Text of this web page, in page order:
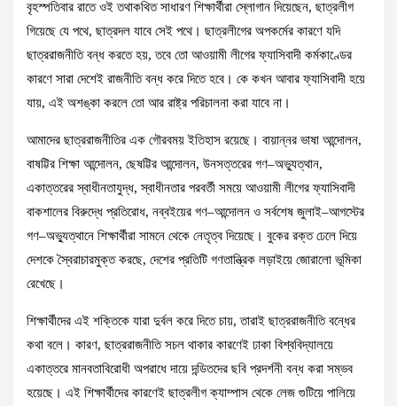
বৃহস্পতিবার রাতে ওই তথাকথিত সাধারণ শিক্ষার্থীরা স্লোগান দিয়েছেন, ছাত্রলীগ
গিয়েছে যে পথে, ছাত্রদল যাবে সেই পথে। ছাত্রলীগের অপকর্মের কারণে যদি
ছাত্ররাজনীতি বন্ধ করতে হয়, তবে তো আওয়ামী লীগের ফ্যাসিবাদী কর্মকাণ্ডের
কারণে সারা দেশেই রাজনীতি বন্ধ করে দিতে হবে। কে কখন আবার ফ্যাসিবাদী হয়ে
যায়, এই অশঙ্কা করলে তো আর রাষ্ট্র পরিচালনা করা যাবে না।
আমাদের ছাত্ররাজনীতির এক গৌরবময় ইতিহাস রয়েছে। বায়ান্নর ভাষা আন্দোলন,
বাষট্টির শিক্ষা আন্দোলন, ছেষট্টির আন্দোলন, উনসত্তরের গণ–অভ্যুত্থান,
একাত্তরের স্বাধীনতাযুদ্ধ, স্বাধীনতার পরবর্তী সময়ে আওয়ামী লীগের ফ্যাসিবাদী
বাকশালের বিরুদ্ধে প্রতিরোধ, নব্বইয়ের গণ–আন্দোলন ও সর্বশেষ জুলাই–আগস্টের
গণ–অভ্যুত্থানে শিক্ষার্থীরা সামনে থেকে নেতৃত্ব দিয়েছে। বুকের রক্ত ঢেলে দিয়ে
দেশকে স্বৈরাচারমুক্ত করছে, দেশের প্রতিটি গণতান্ত্রিক লড়াইয়ে জোরালো ভূমিকা
রেখেছে।
শিক্ষার্থীদের এই শক্তিকে যারা দুর্বল করে দিতে চায়, তারাই ছাত্ররাজনীতি বন্ধের
কথা বলে। কারণ, ছাত্ররাজনীতি সচল থাকার কারণেই ঢাকা বিশ্ববিদ্যালয়ে
একাত্তরে মানবতাবিরোধী অপরাধে দায়ে দন্ডিতদের ছবি প্রদর্শনী বন্ধ করা সম্ভব
হয়েছে। এই শিক্ষার্থীদের কারণেই ছাত্রলীগ ক্যাম্পাস থেকে লেজ গুটিয়ে পালিয়ে